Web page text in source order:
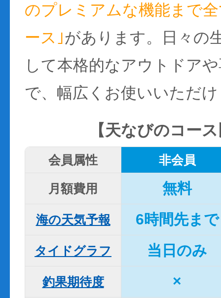
のプレミアムな機能まで
ース｣があります。日々の
して本格的なアウトドア
で、幅広くお使いいただ
【天なびのコー
会員属性 非会員
月額費用 無料
海の天気予報 6時間先まで
タイドグラフ 当日のみ
釣果期待度 ×